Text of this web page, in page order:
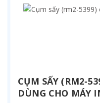
CỤM SẤY (RM2-
DÙNG CHO MÁY